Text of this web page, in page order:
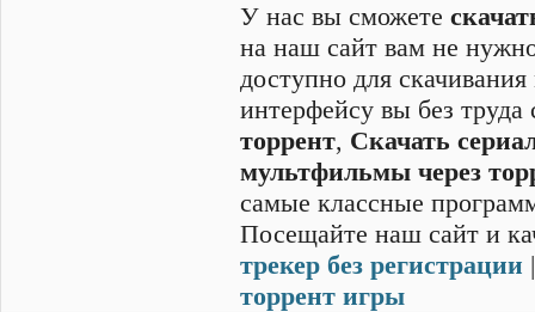
У нас вы сможете
на наш сайт вам не
доступно для
интерфейсу вы без
торрент, Скачать
мультфильмы через
самые классные
Посещайте наш сайт и
трекер без регистрации
торрент игры